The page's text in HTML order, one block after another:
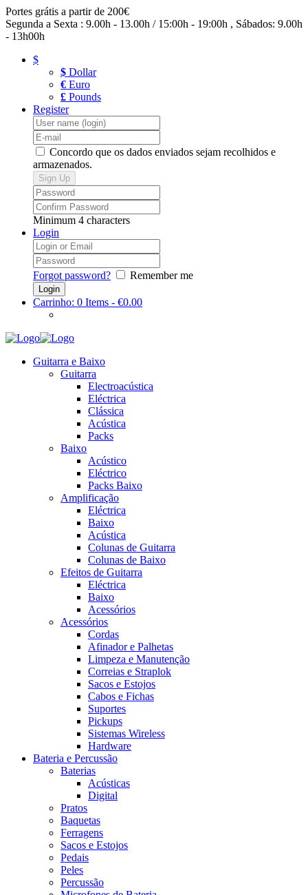
Portes grátis a partir de 200€
Segunda a Sexta : 9.00h - 13.00h / 15:00h - 19:00h , Sábados: 9.00h
- 13h00h
$
$ Dollar
€ Euro
£ Pounds
Register
Concordo que os dados enviados sejam recolhidos e
armazenados.
Minimum 4 characters
Login
Forgot password? Remember me
Carrinho: 0 Items - €0.00
Guitarra e Baixo
Guitarra
Electroacústica
Eléctrica
Clássica
Acústica
Packs
Baixo
Acústico
Eléctrico
Packs Baixo
Amplificação
Eléctrica
Baixo
Acústica
Colunas de Guitarra
Colunas de Baixo
Efeitos de Guitarra
Eléctrica
Baixo
Acessórios
Acessórios
Cordas
Afinador e Palhetas
Limpeza e Manutenção
Correias e Straplok
Sacos e Estojos
Cabos e Fichas
Suportes
Pickups
Sistemas Wireless
Hardware
Bateria e Percussão
Baterias
Acústicas
Digital
Pratos
Baquetas
Ferragens
Sacos e Estojos
Pedais
Peles
Percussão